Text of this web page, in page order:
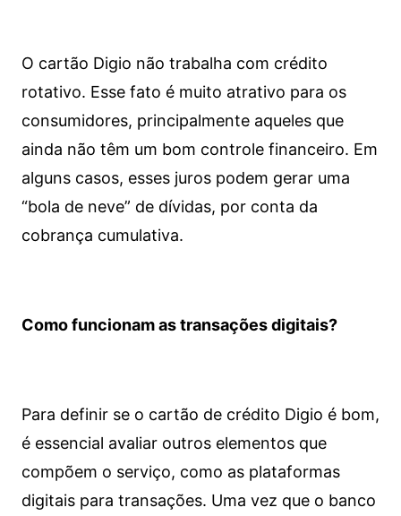
O cartão Digio não trabalha com crédito
rotativo. Esse fato é muito atrativo para os
consumidores, principalmente aqueles que
ainda não têm um bom controle financeiro. Em
alguns casos, esses juros podem gerar uma
“bola de neve” de dívidas, por conta da
cobrança cumulativa.
Como funcionam as transações digitais?
Para definir se o cartão de crédito Digio é bom,
é essencial avaliar outros elementos que
compõem o serviço, como as plataformas
digitais para transações. Uma vez que o banco